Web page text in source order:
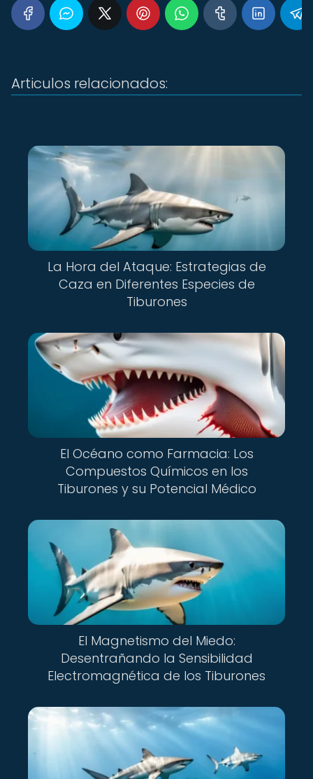
Articulos relacionados:
La Hora del Ataque: Estrategias de
Caza en Diferentes Especies de
Tiburones
El Océano como Farmacia: Los
Compuestos Químicos en los
Tiburones y su Potencial Médico
El Magnetismo del Miedo:
Desentrañando la Sensibilidad
Electromagnética de los Tiburones